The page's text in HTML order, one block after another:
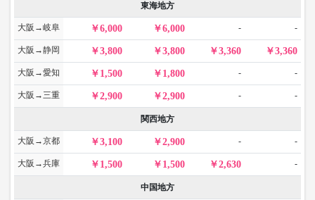
東海地方
大阪→岐阜 6,000 6,000 - -
大阪→静岡 3,800 3,800 3,360 3,360
大阪→愛知 1,500 1,800 - -
大阪→三重 2,900 2,900 - -
関西地方
大阪→京都 3,100 2,900 - -
大阪→兵庫 1,500 1,500 2,630 -
中国地方